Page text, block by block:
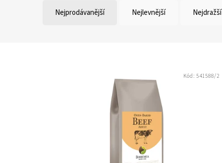
Nejprodávanější Nejlevnější Nejdražší
Kód:541588/2